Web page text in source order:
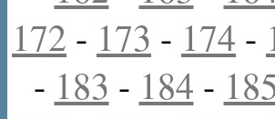
172 - 173 - 174 -
- 183 - 184 -